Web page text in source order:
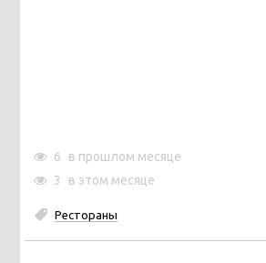
6
в прошлом месяце
3
в этом месяце
Рестораны